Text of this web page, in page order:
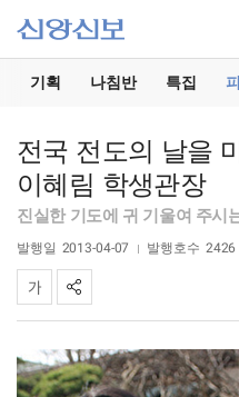
기획 나침반 특집
전국 전도의 날을
이혜림 학생관장
진실한 기도에 귀 기울여 주시
발행일 2013-04-07 발행호수 2426